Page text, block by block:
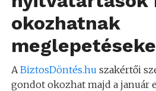
okozhatnak
A BiztosDöntés.hu szakértői
gondot okozhat majd a január